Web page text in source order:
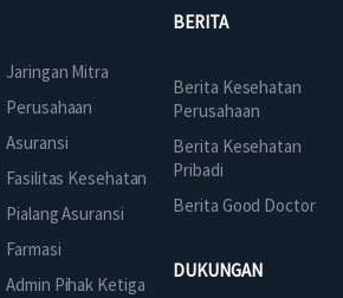
Jaringan Mitra
Perusahaan
Asuransi
Fasilitas Kesehatan
Pialang Asuransi
Farmasi
Admin Pihak Ketiga
BERITA
Berita Kesehatan
Perusahaan
Berita Kesehatan
Pribadi
Berita Good Doctor
DUKUNGAN